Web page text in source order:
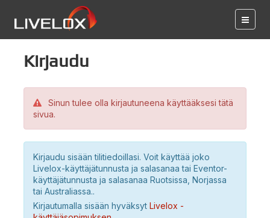
Kirjaudu
Sinun tulee olla kirjautuneena käyttääksesi tätä
sivua.
Kirjaudu sisään tilitiedoillasi. Voit käyttää joko
Livelox-käyttäjätunnusta ja salasanaa tai Eventor-
käyttäjätunnusta ja salasanaa Ruotsissa, Norjassa
tai Australiassa..
Kirjautumalla sisään hyväksyt Livelox -